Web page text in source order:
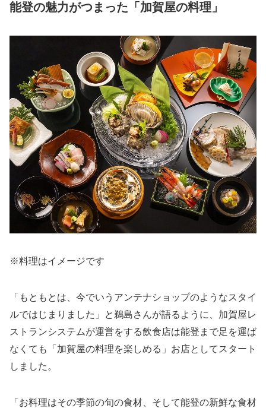
能登の魅力がつまった「加賀屋の料理」
※料理はイメージです
「もともとは、今でいうアンテナショップのようなスタイ
ルではじまりました」と鵜島さんが語るように、加賀屋レ
ストランシステムが運営をする飲食店は能登まで足を運ば
なくても「加賀屋の料理を楽しめる」お店としてスタート
しました。
「お料理はその季節の旬の食材、そして能登の新鮮な食材